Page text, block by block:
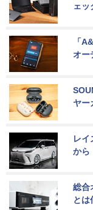
ェッ
「
オー
ヤー
レイ
から
総合
とは